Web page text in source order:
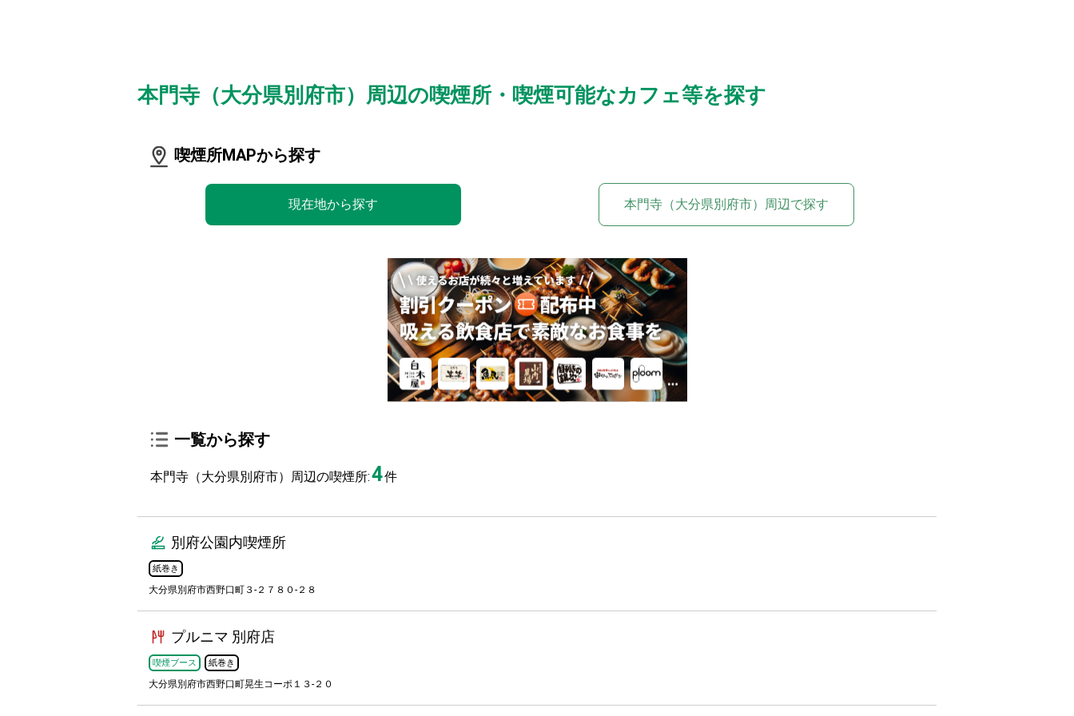
本門寺（大分県別府市）周辺の喫煙所・喫煙可能なカフェ等を探す
喫煙所MAPから探す
現在地から探す 本門寺（大分県別府市）周辺で探す
一覧から探す
本門寺（大分県別府市）周辺の喫煙所:4件
別府公園内喫煙所
紙巻き
大分県別府市西野口町３-２７８０-２８
プルニマ 別府店
喫煙ブース 紙巻き
大分県別府市西野口町晃生コーポ１３-２０